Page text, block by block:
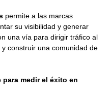
permite a las marcas
su visibilidad y generar
una vía para dirigir tráfico al
construir una comunidad de
medir el éxito en